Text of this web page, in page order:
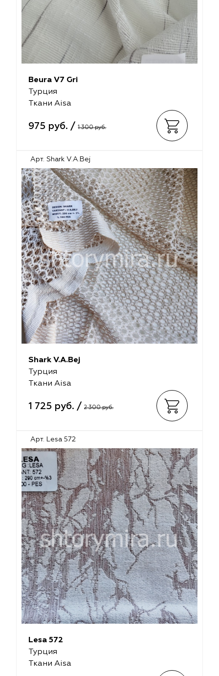
Beura V7 Gri
Турция
Ткани Aisa
975 руб. /1 300 руб.
Арт. Shark V.A.Bej
Shark V.A.Bej
Турция
Ткани Aisa
1 725 руб. /2 300 руб.
Арт. Lesa 572
Lesa 572
Турция
Ткани Aisa